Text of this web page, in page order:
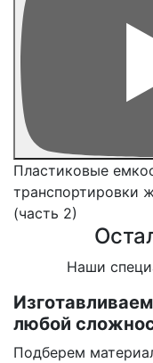
Пластиковые
транспортировки
(часть 2)
Наши
любой
Подберем